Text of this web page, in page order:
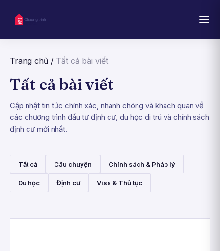
Trang chủ / Tất cả bài viết
Tất cả bài viết
Cập nhật tin tức chính xác, nhanh chóng và khách quan về
các chương trình đầu tư định cư, du học di trú và chính sách
định cư mới nhất.
Tất cả Câu chuyện Chính sách & Pháp lý
Du học Định cư Visa & Thủ tục